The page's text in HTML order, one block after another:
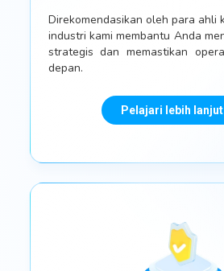
Direkomendasikan oleh para ahli
industri kami membantu Anda
strategis dan memastikan
depan.
Pelajari lebih lanjut